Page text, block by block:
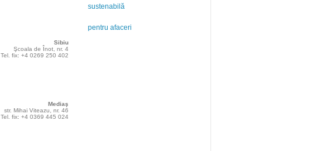
Sibiu
Şcoala de Înot, nr. 4
Tel. fix: +4 0269 250 402
Mediaş
str. Mihai Viteazu, nr. 46
Tel. fix: +4 0369 445 024
sustenabilă
pentru afaceri